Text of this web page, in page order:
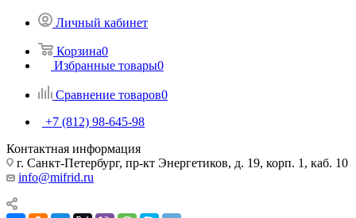
Личный кабинет
Корзина0
Избранные товары0
Сравнение товаров0
+7 (812) 98-645-98
Контактная информация
г. Санкт-Петербург, пр-кт Энергетиков, д. 19, корп. 1, каб. 10
info@mifrid.ru